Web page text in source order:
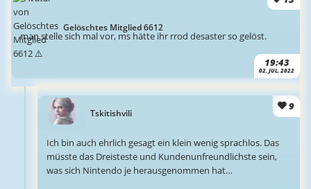
Gelöschtes Mitglied 6612
19:43
02. JUL. 2022
man stelle sich mal vor, ms hätte ihr rrod desaster so gelöst.
Tskitishvili
9
Ich bin auch ehrlich gesagt ein klein wenig sprachlos. Das
müsste das Dreisteste und Kundenunfreundlichste sein,
was sich Nintendo je herausgenommen hat…